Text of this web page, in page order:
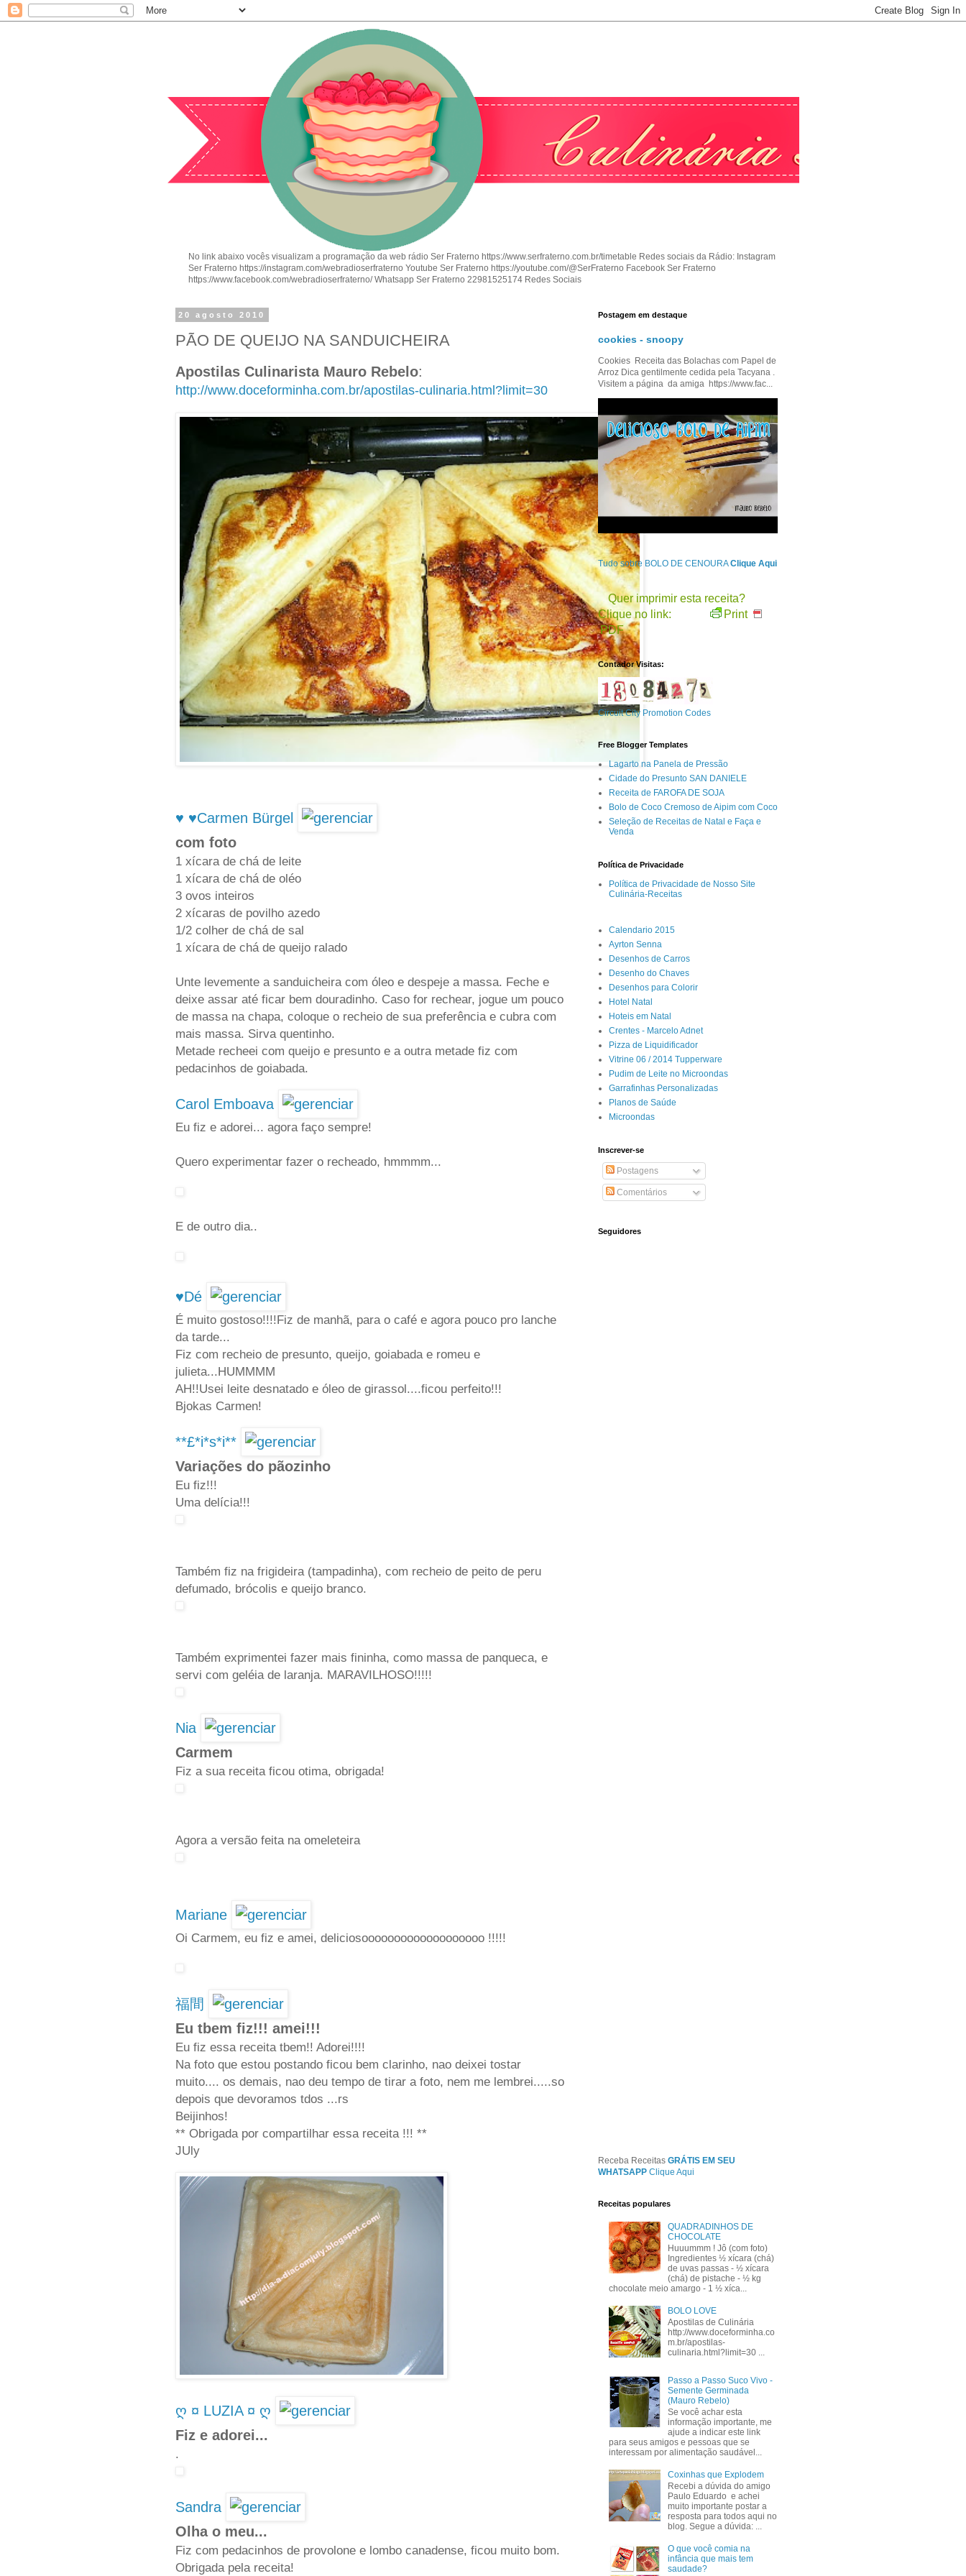
No link abaixo vocês visualizam a programação da web rádio Ser Fraterno https://www.serfraterno.com.br/timetable Redes sociais da Rádio: Instagram
Ser Fraterno https://instagram.com/webradioserfraterno Youtube Ser Fraterno https://youtube.com/@SerFraterno Facebook Ser Fraterno
https://www.facebook.com/webradioserfraterno/ Whatsapp Ser Fraterno 22981525174 Redes Sociais
20 agosto 2010
PÃO DE QUEIJO NA SANDUICHEIRA
Apostilas Culinarista Mauro Rebelo:
http://www.doceforminha.com.br/apostilas-culinaria.html?limit=30
♥ ♥Carmen Bürgel
com foto
1 xícara de chá de leite
1 xícara de chá de oléo
3 ovos inteiros
2 xícaras de povilho azedo
1/2 colher de chá de sal
1 xícara de chá de queijo ralado
Unte levemente a sanduicheira com óleo e despeje a massa. Feche e
deixe assar até ficar bem douradinho. Caso for rechear, jogue um pouco
de massa na chapa, coloque o recheio de sua preferência e cubra com
mais massa. Sirva quentinho.
Metade recheei com queijo e presunto e a outra metade fiz com
pedacinhos de goiabada.
Carol Emboava
Eu fiz e adorei... agora faço sempre!
Quero experimentar fazer o recheado, hmmmm...
E de outro dia..
♥Dé
É muito gostoso!!!!Fiz de manhã, para o café e agora pouco pro lanche
da tarde...
Fiz com recheio de presunto, queijo, goiabada e romeu e
julieta...HUMMMM
AH!!Usei leite desnatado e óleo de girassol....ficou perfeito!!!
Bjokas Carmen!
**£*i*s*i**
Variações do pãozinho
Eu fiz!!!
Uma delícia!!!
Também fiz na frigideira (tampadinha), com recheio de peito de peru
defumado, brócolis e queijo branco.
Também exprimentei fazer mais fininha, como massa de panqueca, e
servi com geléia de laranja. MARAVILHOSO!!!!!
Nia
Carmem
Fiz a sua receita ficou otima, obrigada!
Agora a versão feita na omeleteira
Mariane
Oi Carmem, eu fiz e amei, deliciosooooooooooooooooooo !!!!!
福間
Eu tbem fiz!!! amei!!!
Eu fiz essa receita tbem!! Adorei!!!!
Na foto que estou postando ficou bem clarinho, nao deixei tostar
muito.... os demais, nao deu tempo de tirar a foto, nem me lembrei.....so
depois que devoramos tdos ...rs
Beijinhos!
** Obrigada por compartilhar essa receita !!! **
JUly
ღ ¤ LUZIA ¤ ღ
Fiz e adorei...
.
Sandra
Olha o meu...
Fiz com pedacinhos de provolone e lombo canadense, ficou muito bom.
Obrigada pela receita!
Postagem em destaque
cookies - snoopy
Cookies Receita das Bolachas com Papel de
Arroz Dica gentilmente cedida pela Tacyana .
Visitem a página da amiga https://www.fac...
Tudo sobre BOLO DE CENOURAClique Aqui
Quer imprimir esta receita?
Clique no link:
Print
PDF
Contador Visitas:
Circuit City Promotion Codes
Free Blogger Templates
Lagarto na Panela de Pressão
Cidade do Presunto SAN DANIELE
Receita de FAROFA DE SOJA
Bolo de Coco Cremoso de Aipim com Coco
Seleção de Receitas de Natal e Faça e
Venda
Política de Privacidade
Política de Privacidade de Nosso Site
Culinária-Receitas
Calendario 2015
Ayrton Senna
Desenhos de Carros
Desenho do Chaves
Desenhos para Colorir
Hotel Natal
Hoteis em Natal
Crentes - Marcelo Adnet
Pizza de Liquidificador
Vitrine 06 / 2014 Tupperware
Pudim de Leite no Microondas
Garrafinhas Personalizadas
Planos de Saúde
Microondas
Inscrever-se
Postagens
Comentários
Seguidores
Receba Receitas GRÁTIS EM SEU
WHATSAPP Clique Aqui
Receitas populares
QUADRADINHOS DE
CHOCOLATE
Huuummm ! Jô (com foto)
Ingredientes ½ xícara (chá)
de uvas passas - ½ xícara
(chá) de pistache - ½ kg
chocolate meio amargo - 1 ½ xíca...
BOLO LOVE
Apostilas de Culinária
http://www.doceforminha.co
m.br/apostilas-
culinaria.html?limit=30 ...
Passo a Passo Suco Vivo -
Semente Germinada
(Mauro Rebelo)
Se você achar esta
informação importante, me
ajude a indicar este link
para seus amigos e pessoas que se
interessam por alimentação saudável...
Coxinhas que Explodem
Recebi a dúvida do amigo
Paulo Eduardo e achei
muito importante postar a
resposta para todos aqui no
blog. Segue a dúvida: ...
O que você comia na
infância que mais tem
saudade?